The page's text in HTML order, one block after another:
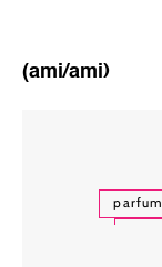
(ami/ami)